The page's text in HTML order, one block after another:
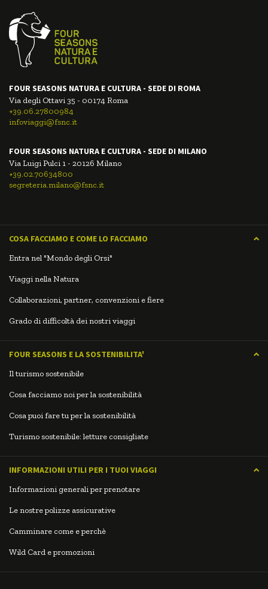
FOUR SEASONS NATURA E CULTURA - SEDE DI ROMA
Via degli Ottavi 35 - 00174 Roma
+39.06.27800984
infoviaggi@fsnc.it
FOUR SEASONS NATURA E CULTURA - SEDE DI MILANO
Via Luigi Pulci 1 - 20126 Milano
+39.02.70634800
segreteria.milano@fsnc.it
COSA FACCIAMO E COME LO FACCIAMO
Entra nel "Mondo degli Orsi"
Viaggi nella Natura
Collaborazioni, partner, convenzioni e fiere
Grado di difficoltà dei nostri viaggi
FOUR SEASONS E LA SOSTENIBILITA'
Il turismo sostenibile
Cosa facciamo noi per la sostenibilità
Cosa puoi fare tu per la sostenibilità
Turismo sostenibile: letture consigliate
INFORMAZIONI UTILI PER I TUOI VIAGGI
Informazioni generali per prenotare
Le nostre polizze assicurative
Camminare come e perchè
Wild Card e promozioni